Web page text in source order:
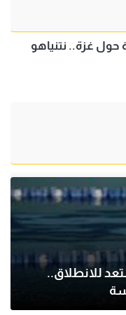
حول غزة.. نتنياهو
للانطلاق..